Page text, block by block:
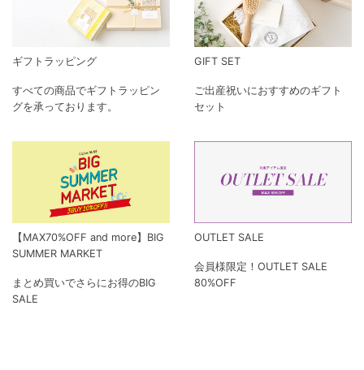
ギフトラッピング
すべての商品でギフトラッピン
グを承っております。
GIFT SET
ご出産祝いにおすすめのギフト
セット
【MAX70%OFF and more】BIG
SUMMER MARKET
まとめ買いでさらにお得のBIG
SALE
OUTLET SALE
会員様限定！OUTLET SALE
80%OFF